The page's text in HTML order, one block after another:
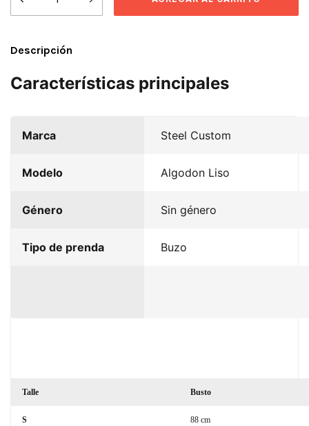
Descripción
Características principales
Marca Steel Custom
Modelo Algodon Liso
Género Sin género
Tipo de prenda Buzo
Talle Busto
S 88 cm